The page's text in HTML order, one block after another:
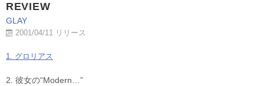
REVIEW
GLAY
2001/04/11 リリース
1. グロリアス
2. 彼女の“Modern…”